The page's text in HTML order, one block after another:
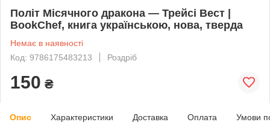
Політ Місячного дракона — Трейсі Вест |
BookChef, книга українською, нова, тверда
Немає в наявності
Код: 9786175483213
Роздріб
150 ₴
Опис Характеристики Доставка Оплата Умови